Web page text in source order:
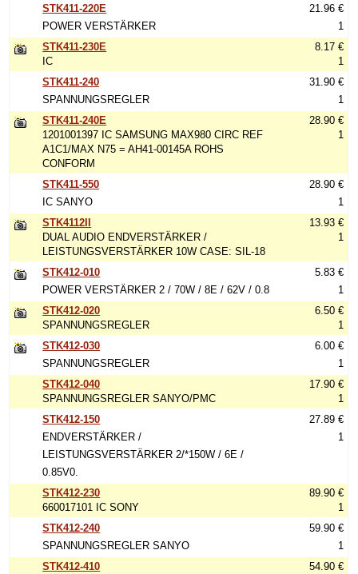
STK411-220E
POWER VERSTÄRKER
21.96 €
1
STK411-230E
IC
8.17 €
1
STK411-240
SPANNUNGSREGLER
31.90 €
1
STK411-240E
1201001397 IC SAMSUNG MAX980 CIRC REF
A1C1/MAX N75 = AH41-00145A ROHS
CONFORM
28.90 €
1
STK411-550
IC SANYO
28.90 €
1
STK4112II
DUAL AUDIO ENDVERSTÄRKER /
LEISTUNGSVERSTÄRKER 10W CASE: SIL-18
13.93 €
1
STK412-010
POWER VERSTÄRKER 2 / 70W / 8E / 62V / 0.8
5.83 €
1
STK412-020
SPANNUNGSREGLER
6.50 €
1
STK412-030
SPANNUNGSREGLER
6.00 €
1
STK412-040
SPANNUNGSREGLER SANYO/PMC
17.90 €
1
STK412-150
ENDVERSTÄRKER /
LEISTUNGSVERSTÄRKER 2/*150W / 6E /
0.85V0.
27.89 €
1
STK412-230
660017101 IC SONY
89.90 €
1
STK412-240
SPANNUNGSREGLER SANYO
59.90 €
1
STK412-410
54.90 €